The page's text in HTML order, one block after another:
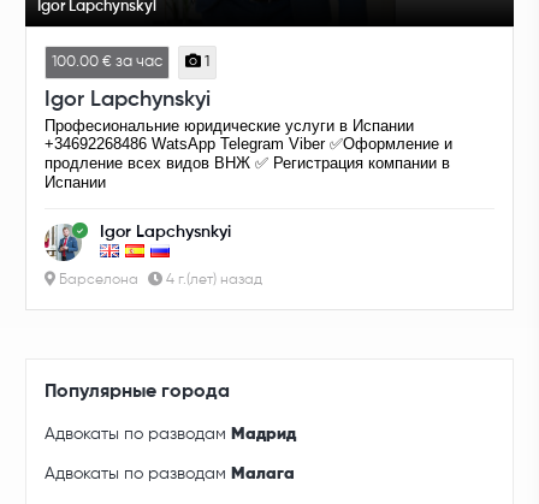
Igor Lapchynskyi
100.00 € за час 1
Igor Lapchynskyi
Професиональние юридические услуги в Испании
+34692268486 WatsApp Telegram Viber ✅Оформление и
продление всех видов ВНЖ ✅ Регистрация компании в
Испании
Igor Lapchysnkyi
Барселона 4 г.(лет) назад
Популярные города
Адвокаты по разводам Мадрид
Адвокаты по разводам Малага